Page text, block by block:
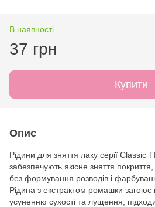
В наявності
37 грн
Купити
Опис
Рідини для зняття лаку серії Classic
забезпечують якісне зняття
без формування розводів і
Рідина з екстрактом ромашки загоює
усуненню сухості та лущення,